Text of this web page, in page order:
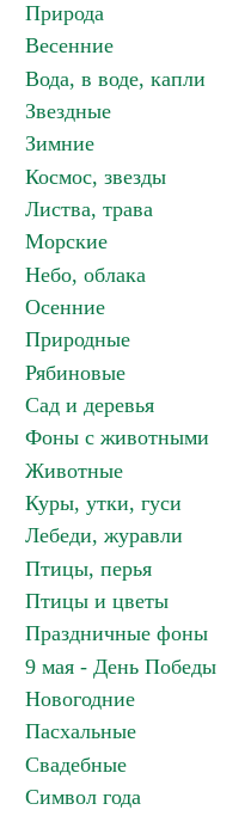
Природа
Весенние
Вода, в воде, капли
Звездные
Зимние
Космос, звезды
Листва, трава
Морские
Небо, облака
Осенние
Природные
Рябиновые
Сад и деревья
Фоны с животными
Животные
Куры, утки, гуси
Лебеди, журавли
Птицы, перья
Птицы и цветы
Праздничные фоны
9 мая - День Победы
Новогодние
Пасхальные
Свадебные
Символ года